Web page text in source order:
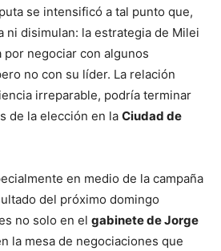
se intensificó a tal punto que,
ni disimulan: la estrategia de Milei
por negociar con algunos
no con su líder. La relación
irreparable, podría terminar
de la elección en la Ciudad de
en medio de la campaña
del próximo domingo
no solo en el gabinete de Jorge
la mesa de negociaciones que